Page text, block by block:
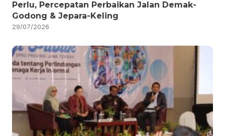
Perlu, Percepatan Perbaikan Jalan Demak-
Godong & Jepara-Keling
29/07/2026